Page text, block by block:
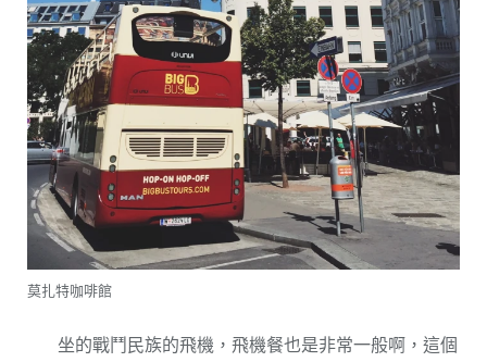
莫扎特咖啡館
坐的戰鬥民族的飛機，飛機餐也是非常一般啊，這個